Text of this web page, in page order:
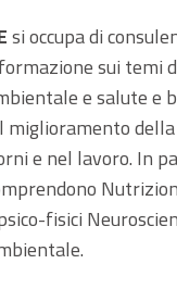
si occupa di
sui temi
e salute e
miglioramento
e nel lavoro. In
fisici